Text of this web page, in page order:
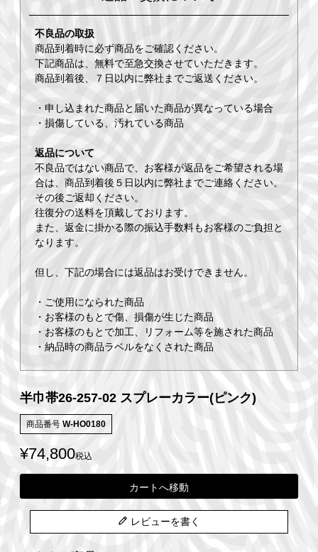
不良品の取扱
商品到着時に必ず商品をご確認ください。
下記商品は、無料で至急交換させていただきます。
商品到着後、７日以内に弊社までご返送ください。
・申し込まれた商品と届いた商品が異なっている場合
・損傷している、汚れている商品
返品について
不良品ではない商品で、お客様が返品をご希望される場
合は、商品到着後５日以内に弊社までご連絡ください。
その後ご返却ください。
往復分の送料を頂戴しております。
また、返金に掛かる際の振込手数料もお客様のご負担と
なります。
但し、下記の場合には返品はお受けできません。
・ご使用になられた商品
・お客様のもとで傷、損傷が生じた商品
・お客様のもとで加工、リフォーム等を施された商品
・納品時の商品ラベルをなくされた商品
半巾帯26-257-02 スプレーカラー(ピンク)
商品番号 W-HO0180
¥74,800税込
カートへ移動
レビューを書く